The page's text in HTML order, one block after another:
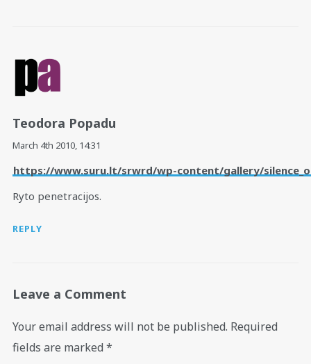
Teodora Popadu
March 4th 2010, 14:31
https://www.suru.lt/srwrd/wp-content/gallery/
Ryto penetracijos.
REPLY
Leave a Comment
Your email address will not be published. Required
fields are marked *